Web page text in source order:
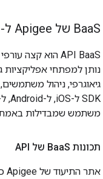
BaaS של Apigee ל-API
נותן למפתחי אפליקציות
משתמש שמבדילות באמת
תכונות Baa S של API
אתר התיעוד של Apigee כולל מידע מקיף על תכונות BaaS של API. למידע נוסף: